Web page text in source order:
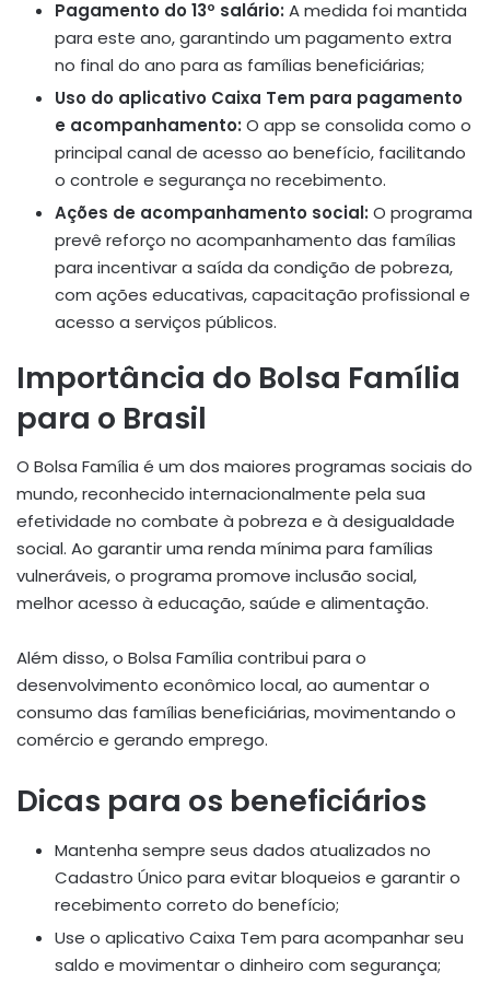
Pagamento do 13º salário: A medida foi mantida
para este ano, garantindo um pagamento extra
no final do ano para as famílias beneficiárias;
Uso do aplicativo Caixa Tem para pagamento
e acompanhamento: O app se consolida como o
principal canal de acesso ao benefício, facilitando
o controle e segurança no recebimento.
Ações de acompanhamento social: O programa
prevê reforço no acompanhamento das famílias
para incentivar a saída da condição de pobreza,
com ações educativas, capacitação profissional e
acesso a serviços públicos.
Importância do Bolsa Família
para o Brasil
O Bolsa Família é um dos maiores programas sociais do
mundo, reconhecido internacionalmente pela sua
efetividade no combate à pobreza e à desigualdade
social. Ao garantir uma renda mínima para famílias
vulneráveis, o programa promove inclusão social,
melhor acesso à educação, saúde e alimentação.
Além disso, o Bolsa Família contribui para o
desenvolvimento econômico local, ao aumentar o
consumo das famílias beneficiárias, movimentando o
comércio e gerando emprego.
Dicas para os beneficiários
Mantenha sempre seus dados atualizados no
Cadastro Único para evitar bloqueios e garantir o
recebimento correto do benefício;
Use o aplicativo Caixa Tem para acompanhar seu
saldo e movimentar o dinheiro com segurança;